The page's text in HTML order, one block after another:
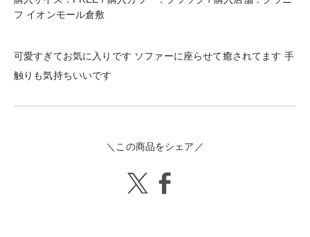
フ イオンモール倉敷
可愛すぎてお気に入りです ソファーに座らせて癒されてます 手
触りも気持ちいいです
＼この商品をシェア／